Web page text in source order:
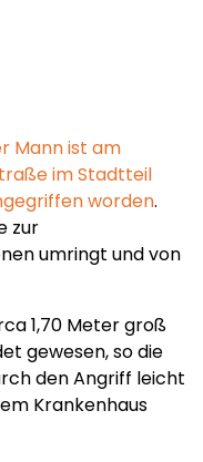
Mann ist am
im Stadtteil
worden.
zur
umringt und von
1,70 Meter groß
gewesen, so die
den Angriff leicht
Krankenhaus